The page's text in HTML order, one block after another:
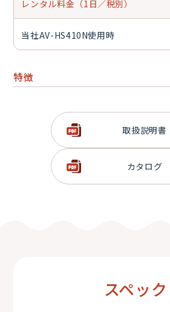
レンタル料金（1日／税別）
当社AV-HS410N使用時
特徴
ールパネル
取扱説明書
カタログ
スペック